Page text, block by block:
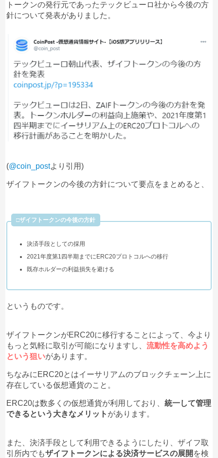
トークンの発行元であったテックビューロ社から今後の方
針について発表がありました。
(@coin_postより引用)
ザイフトークンの今後の方針について要点をまとめると、
□ザイフトークンの今後の方針
決済手段としての採用
2021年度第1四半期までにERC20プロトコルへの移行
既存ホルダーの利益損失を避ける
というものです。
ザイフトークンがERC20に移行することによって、今より
もっと気軽に取引が可能になりますし、流動性を高めよう
という狙いがあります。
ちなみにERC20とはイーサリアムのブロックチェーン上に
存在している仮想通貨のこと。
ERC20は数多くの仮想通貨が利用しており、統一して管理
できるという大きなメリット があります。
また、決済手段として利用できるようにしたり、ザイフ取
引所内でもザイフトークンによる決済サービスの展開 を検